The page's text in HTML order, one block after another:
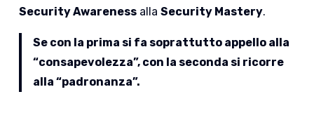
Security Awareness allaSecurity Mastery.
Se con la prima si fa soprattutto appello alla
“consapevolezza”, con la seconda si ricorre
alla “padronanza”.